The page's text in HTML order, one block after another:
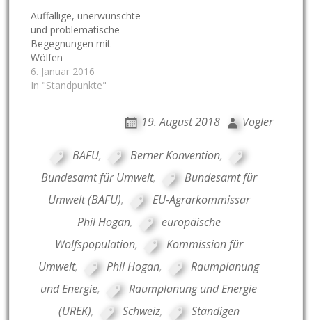
Auffällige, unerwünschte
und problematische
Begegnungen mit
Wölfen
6. Januar 2016
In "Standpunkte"
19. August 2018 Vogler
BAFU, Berner Konvention,
Bundesamt für Umwelt,
Bundesamt für
Umwelt (BAFU),
EU-Agrarkommissar
Phil Hogan,
europäische
Wolfspopulation,
Kommission für
Umwelt, Phil Hogan,
Raumplanung
und Energie,
Raumplanung und Energie
(UREK), Schweiz,
Ständigen